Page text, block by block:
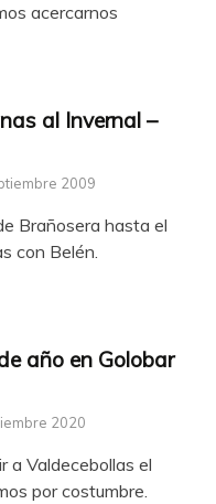
acercarnos
al Invernal –
2009
Brañosera hasta el
con Belén.
año en Golobar
2020
a Valdecebollas el
por costumbre.